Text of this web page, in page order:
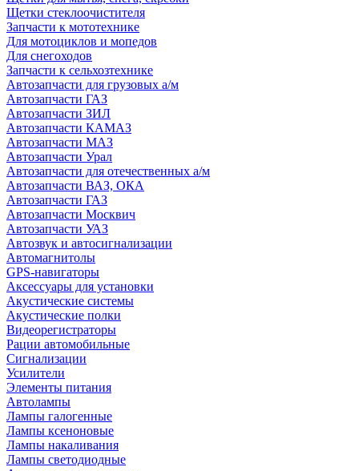
Щетки стеклоочистителя
Запчасти к мототехнике
Для мотоциклов и мопедов
Для снегоходов
Запчасти к сельхозтехнике
Автозапчасти для грузовых а/м
Автозапчасти ГАЗ
Автозапчасти ЗИЛ
Автозапчасти КАМАЗ
Автозапчасти МАЗ
Автозапчасти Урал
Автозапчасти для отечественных а/м
Автозапчасти ВАЗ, ОКА
Автозапчасти ГАЗ
Автозапчасти Москвич
Автозапчасти УАЗ
Автозвук и автосигнализации
Автомагнитолы
GPS-навигаторы
Аксессуары для установки
Акустические системы
Акустические полки
Видеорегистраторы
Рации автомобильные
Сигнализации
Усилители
Элементы питания
Автолампы
Лампы галогенные
Лампы ксеноновые
Лампы накаливания
Лампы светодиодные